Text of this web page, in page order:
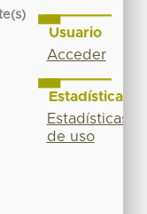
Usuario
Acceder
Estadísticas
Estadísticas
de uso